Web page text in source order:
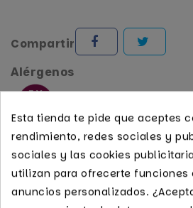
Compartir
Alérgenos
Sulfitos
Pago seguro
Recogida gratis en
Esta tienda te pide que aceptes
rendimiento, redes sociales y
sociales y las cookies
utilizan para ofrecerte funciones
anuncios personalizados.